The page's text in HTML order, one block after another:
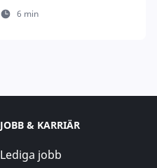
6 min
JOBB & KARRIÄR
Lediga jobb